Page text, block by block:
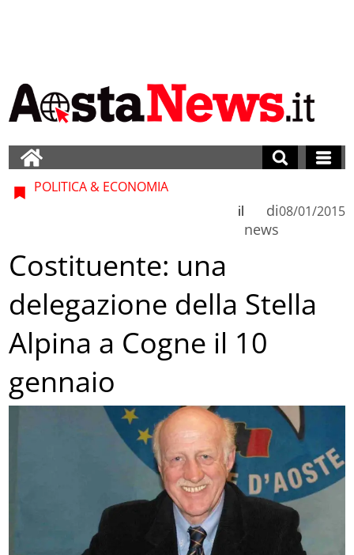
POLITICA & ECONOMIA
di
news
il 08/01/2015
Costituente: una
delegazione della Stella
Alpina a Cogne il 10
gennaio